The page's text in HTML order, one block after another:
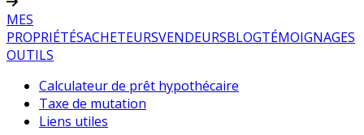
MES
PROPRIÉTÉSACHETEURSVENDEURSBLOGTÉMOIGNAGES
OUTILS
Calculateur de prêt hypothécaire
Taxe de mutation
Liens utiles